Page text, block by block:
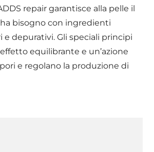
repair garantisce alla pelle il
bisogno con ingredienti
depurativi. Gli speciali principi
equilibrante e un’azione
e regolano la produzione di